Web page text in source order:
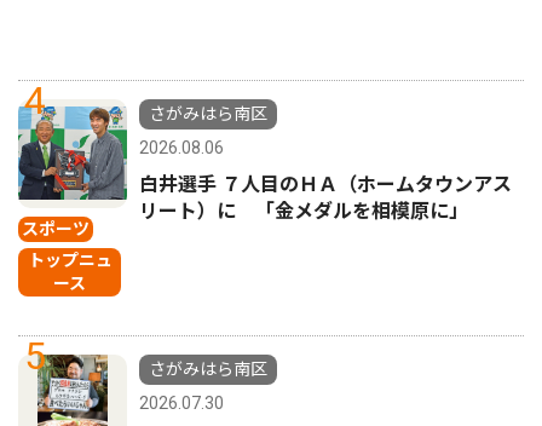
4
スポーツ
トップニュ
ース
さがみはら南区
2026.08.06
白井選手 ７人目のＨＡ（ホームタウンアス
リート）に 「金メダルを相模原に」
5
さがみはら南区
2026.07.30